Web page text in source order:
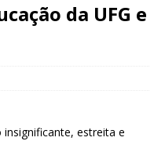
da UFG e
estreita e